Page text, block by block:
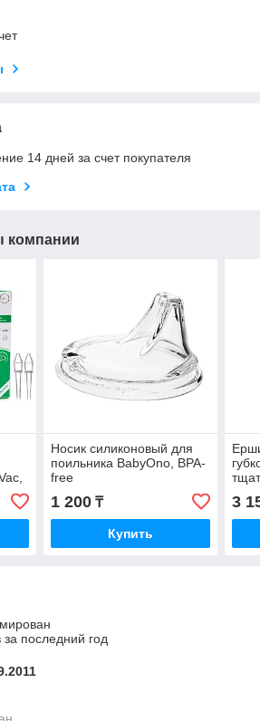
14 дней за счет покупателя
компании
Носик силиконовый для
поильника BabyOno, BPA-
free
1 200₸
Купить
3
последний год